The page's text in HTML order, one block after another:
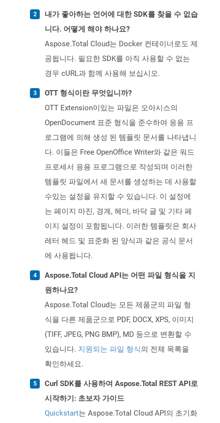
내가 좋아하는 언어에 대한 SDK를 찾을 수 없습
니다. 어떻게 해야 하나요?
Aspose.Total Cloud는 Docker 컨테이너로도 제
공됩니다. 필요한 SDK를 아직 사용할 수 없는
경우 cURL과 함께 사용해 보십시오.
OTT 형식이란 무엇입니까?
OTT Extension이있는 파일은 오아시스의
OpenDocument 표준 형식을 준수하여 응용 프
로그램에 의해 생성 된 템플릿 문서를 나타냅니
다. 이들은 Free OpenOffice Writer와 같은 워드
프로세서 응용 프로그램으로 작성되며 이러한
템플릿 파일에서 새 문서를 생성하는 데 사용할
수있는 설정을 유지할 수 있습니다. 이 설정에
는 페이지 마진, 경계, 헤더, 바닥 글 및 기타 페
이지 설정이 포함됩니다. 이러한 템플릿은 회사
레터 헤드 및 표준화 된 양식과 같은 공식 문서
에 사용됩니다.
Aspose.Total Cloud API는 어떤 파일 형식을 지
원하나요?
Aspose.Total Cloud는 모든 제품군의 파일 형
식을 다른 제품군으로 PDF, DOCX, XPS, 이미지
(TIFF, JPEG, PNG BMP), MD 등으로 변환할 수
있습니다. 지원되는 파일 형식의 전체 목록을
확인하세요.
Curl SDK를 사용하여 Aspose.Total REST API로
시작하기: 초보자 가이드
Quickstart는 Aspose.Total Cloud API의 초기화